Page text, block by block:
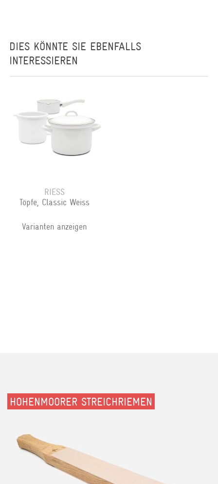
DIES KÖNNTE SIE EBENFALLS
INTERESSIEREN
RIESS
Töpfe, Classic Weiss
Varianten anzeigen
HOHENMOORER STREICHRIEMEN